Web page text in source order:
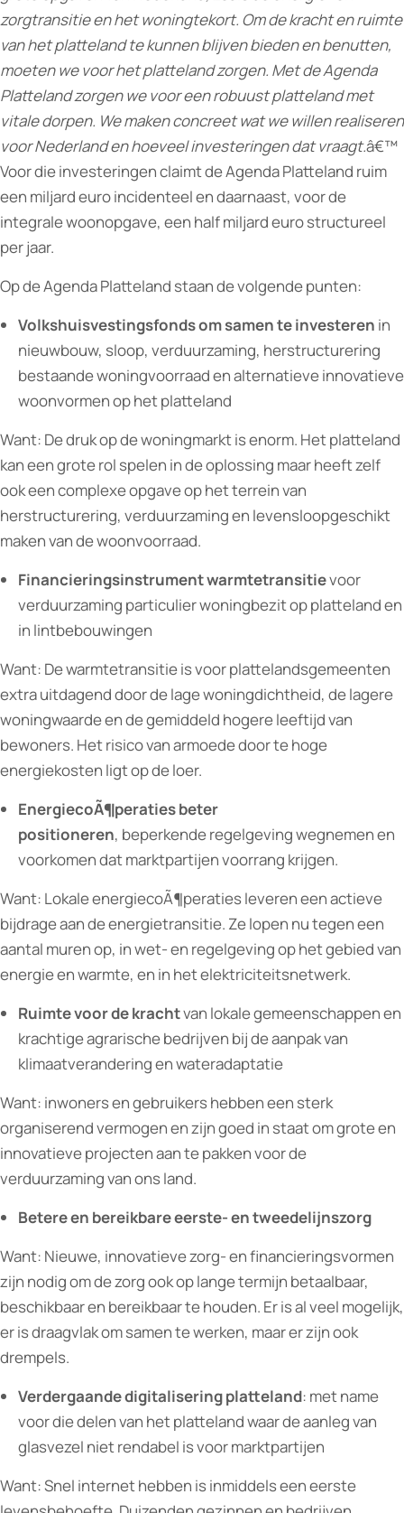
zorgtransitie en het woningtekort. Om de kracht en ruimte
van het platteland te kunnen blijven bieden en benutten,
moeten we voor het platteland zorgen. Met de Agenda
Platteland zorgen we voor een robuust platteland met
vitale dorpen. We maken concreet wat we willen realiseren
voor Nederland en hoeveel investeringen dat vraagt.â€™
Voor die investeringen claimt de Agenda Platteland ruim
een miljard euro incidenteel en daarnaast, voor de
integrale woonopgave, een half miljard euro structureel
per jaar.
Op de Agenda Platteland staan de volgende punten:
Volkshuisvestingsfonds om samen te investeren in
nieuwbouw, sloop, verduurzaming, herstructurering
bestaande woningvoorraad en alternatieve innovatieve
woonvormen op het platteland
Want: De druk op de woningmarkt is enorm. Het platteland
kan een grote rol spelen in de oplossing maar heeft zelf
ook een complexe opgave op het terrein van
herstructurering, verduurzaming en levensloopgeschikt
maken van de woonvoorraad.
Financieringsinstrument warmtetransitievoor
verduurzaming particulier woningbezit op platteland en
in lintbebouwingen
Want: De warmtetransitie is voor plattelandsgemeenten
extra uitdagend door de lage woningdichtheid, de lagere
woningwaarde en de gemiddeld hogere leeftijd van
bewoners. Het risico van armoede door te hoge
energiekosten ligt op de loer.
EnergiecoÃ¶peraties beter
positioneren, beperkende regelgeving wegnemen en
voorkomen dat marktpartijen voorrang krijgen.
Want: Lokale energiecoÃ¶peraties leveren een actieve
bijdrage aan de energietransitie. Ze lopen nu tegen een
aantal muren op, in wet- en regelgeving op het gebied van
energie en warmte, en in het elektriciteitsnetwerk.
Ruimte voor de krachtvan lokale gemeenschappen en
krachtige agrarische bedrijven bij de aanpak van
klimaatverandering en wateradaptatie
Want: inwoners en gebruikers hebben een sterk
organiserend vermogen en zijn goed in staat om grote en
innovatieve projecten aan te pakken voor de
verduurzaming van ons land.
Betere en bereikbare eerste- en tweedelijnszorg
Want: Nieuwe, innovatieve zorg- en financieringsvormen
zijn nodig om de zorg ook op lange termijn betaalbaar,
beschikbaar en bereikbaar te houden. Er is al veel mogelijk,
er is draagvlak om samen te werken, maar er zijn ook
drempels.
Verdergaande digitalisering platteland: met name
voor die delen van het platteland waar de aanleg van
glasvezel niet rendabel is voor marktpartijen
Want: Snel internet hebben is inmiddels een eerste